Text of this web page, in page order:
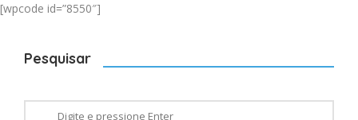
[wpcode id=”8550″]
Pesquisar